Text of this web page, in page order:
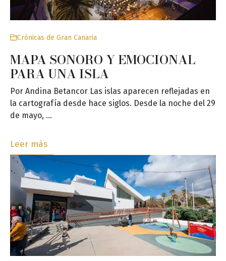
Crónicas de Gran Canaria
MAPA SONORO Y EMOCIONAL
PARA UNA ISLA
Por Andina Betancor Las islas aparecen reflejadas en
la cartografía desde hace siglos. Desde la noche del 29
de mayo, …
Leer más